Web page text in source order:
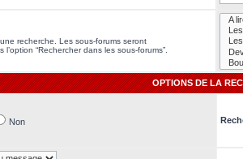
recherche. Les sous-forums seront
“Rechercher dans les sous-forums”.
OPTIONS DE LA
Non